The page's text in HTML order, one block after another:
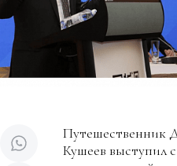
Путешественник
Кушеев выступил с